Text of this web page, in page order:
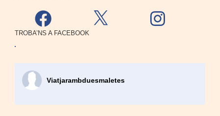
Facebook
TROBA’NS A FACEBOOK
Viatjarambduesmaletes